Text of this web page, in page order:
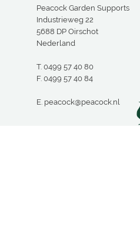
Peacock Garden Supports
Industrieweg 22
5688 DP Oirschot
Nederland
T. 0499 57 40 80
F. 0499 57 40 84
E. peacock@peacock.nl